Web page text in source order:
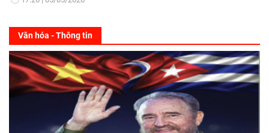
Văn hóa - Thông tin